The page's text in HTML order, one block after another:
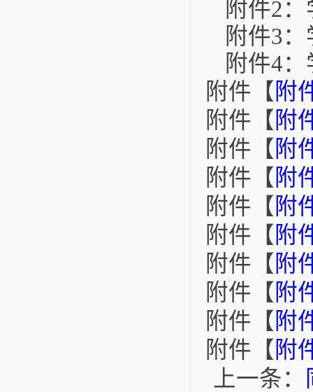
附件2
附件3
附件4
附件【 附
附件【 附
附件【 附
附件【 附
附件【 附
附件【 附
附件【 附
附件【 附
附件【 附
附件【 附
上一条：